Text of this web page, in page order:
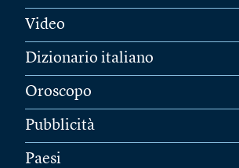
Video
Dizionario italiano
Oroscopo
Pubblicità
Paesi